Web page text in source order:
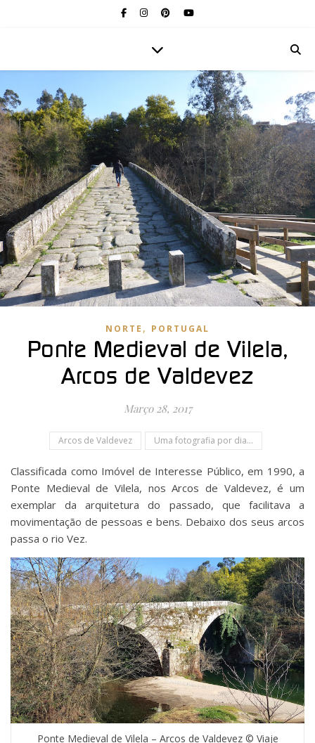
NORTE , PORTUGAL
Ponte Medieval de Vilela,
Arcos de Valdevez
Março 28, 2017
Arcos de Valdevez Uma fotografia por dia...
Classificada como Imóvel de Interesse Público, em 1990, a
Ponte Medieval de Vilela, nos Arcos de Valdevez, é um
exemplar da arquitetura do passado, que facilitava a
movimentação de pessoas e bens. Debaixo dos seus arcos
passa o rio Vez.
Ponte Medieval de Vilela – Arcos de Valdevez © Viaje